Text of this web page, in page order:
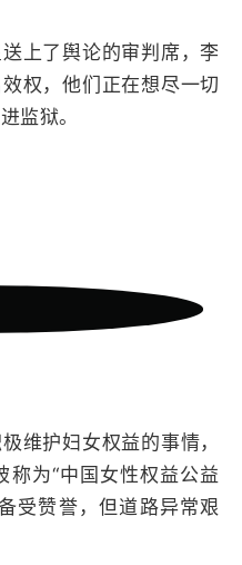
上了舆论的审判席，李
权，他们正在想尽一切
监狱。
维护妇女权益的事情，
为“中国女性权益公益
受赞誉，但道路异常艰